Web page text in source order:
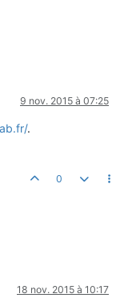
9 nov. 2015 à 07:25
.
0
18 nov. 2015 à 10:17